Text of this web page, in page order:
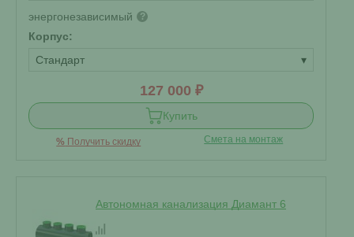
энергонезависимый ?
Корпус:
Стандарт
▾
127 000 ₽
Купить
% Получить скидку Смета на монтаж
Автономная канализация Диамант 6